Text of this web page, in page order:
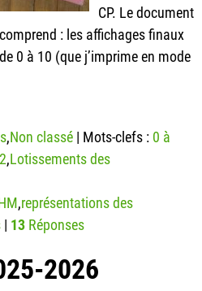
CP. Le document
: les affichages finaux
0 à 10 (que j’imprime en mode
,Non classé| Mots-clefs : 0 à
,Lotissements des
,représentations des
| 13Réponses
2026